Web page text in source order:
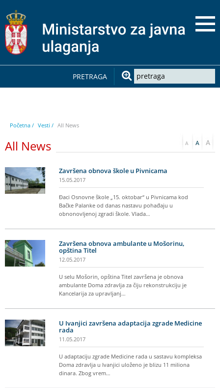
PRETRAGA
Početna / Vesti / All News
All News
Završena obnova škole u Pivnicama
15.05.2017
Đaci Osnovne škole „15. oktobar“ u Pivnicama kod
Bačke Palanke od danas nastavu pohađaju u
obnonovljenoj zgradi škole. Vlada…
Završena obnova ambulante u Mošorinu,
opština Titel
12.05.2017
U selu Mošorin, opština Titel završena je obnova
ambulante Doma zdravlja za čiju rekonstrukciju je
Kancelarija za upravljanj…
U Ivanjici završena adaptacija zgrade Medicine
rada
11.05.2017
U adaptaciju zgrade Medicine rada u sastavu kompleksa
Doma zdravlja u Ivanjici uloženo je blizu 11 miliona
dinara. Zbog vrem…